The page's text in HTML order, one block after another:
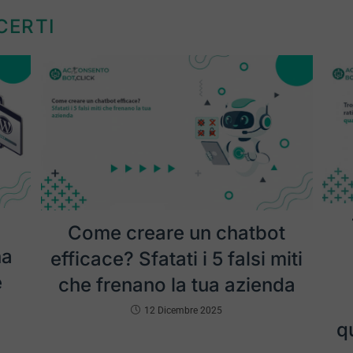
Come creare un chatbot
efficace? Sfatati i 5 falsi miti
che frenano la tua azienda
12 Dicembre 2025